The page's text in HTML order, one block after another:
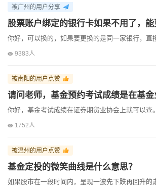
金牌吴顾问收到了来自[邯郸]用户的【在线咨询】
被广州的用户分享
9383人
被南阳的用户点赞
你好，基金考试成绩在证券期货业协会上就可以查。
1752人
被温州的用户点赞
基金定投的微笑曲线是什么意思？